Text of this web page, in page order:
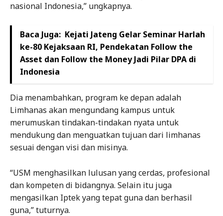
nasional Indonesia,” ungkapnya.
Baca Juga: Kejati Jateng Gelar Seminar Harlah
ke-80 Kejaksaan RI, Pendekatan Follow the
Asset dan Follow the Money Jadi Pilar DPA di
Indonesia
Dia menambahkan, program ke depan adalah
Limhanas akan mengundang kampus untuk
merumuskan tindakan-tindakan nyata untuk
mendukung dan menguatkan tujuan dari limhanas
sesuai dengan visi dan misinya.
“USM menghasilkan lulusan yang cerdas, profesional
dan kompeten di bidangnya. Selain itu juga
mengasilkan Iptek yang tepat guna dan berhasil
guna,” tuturnya.